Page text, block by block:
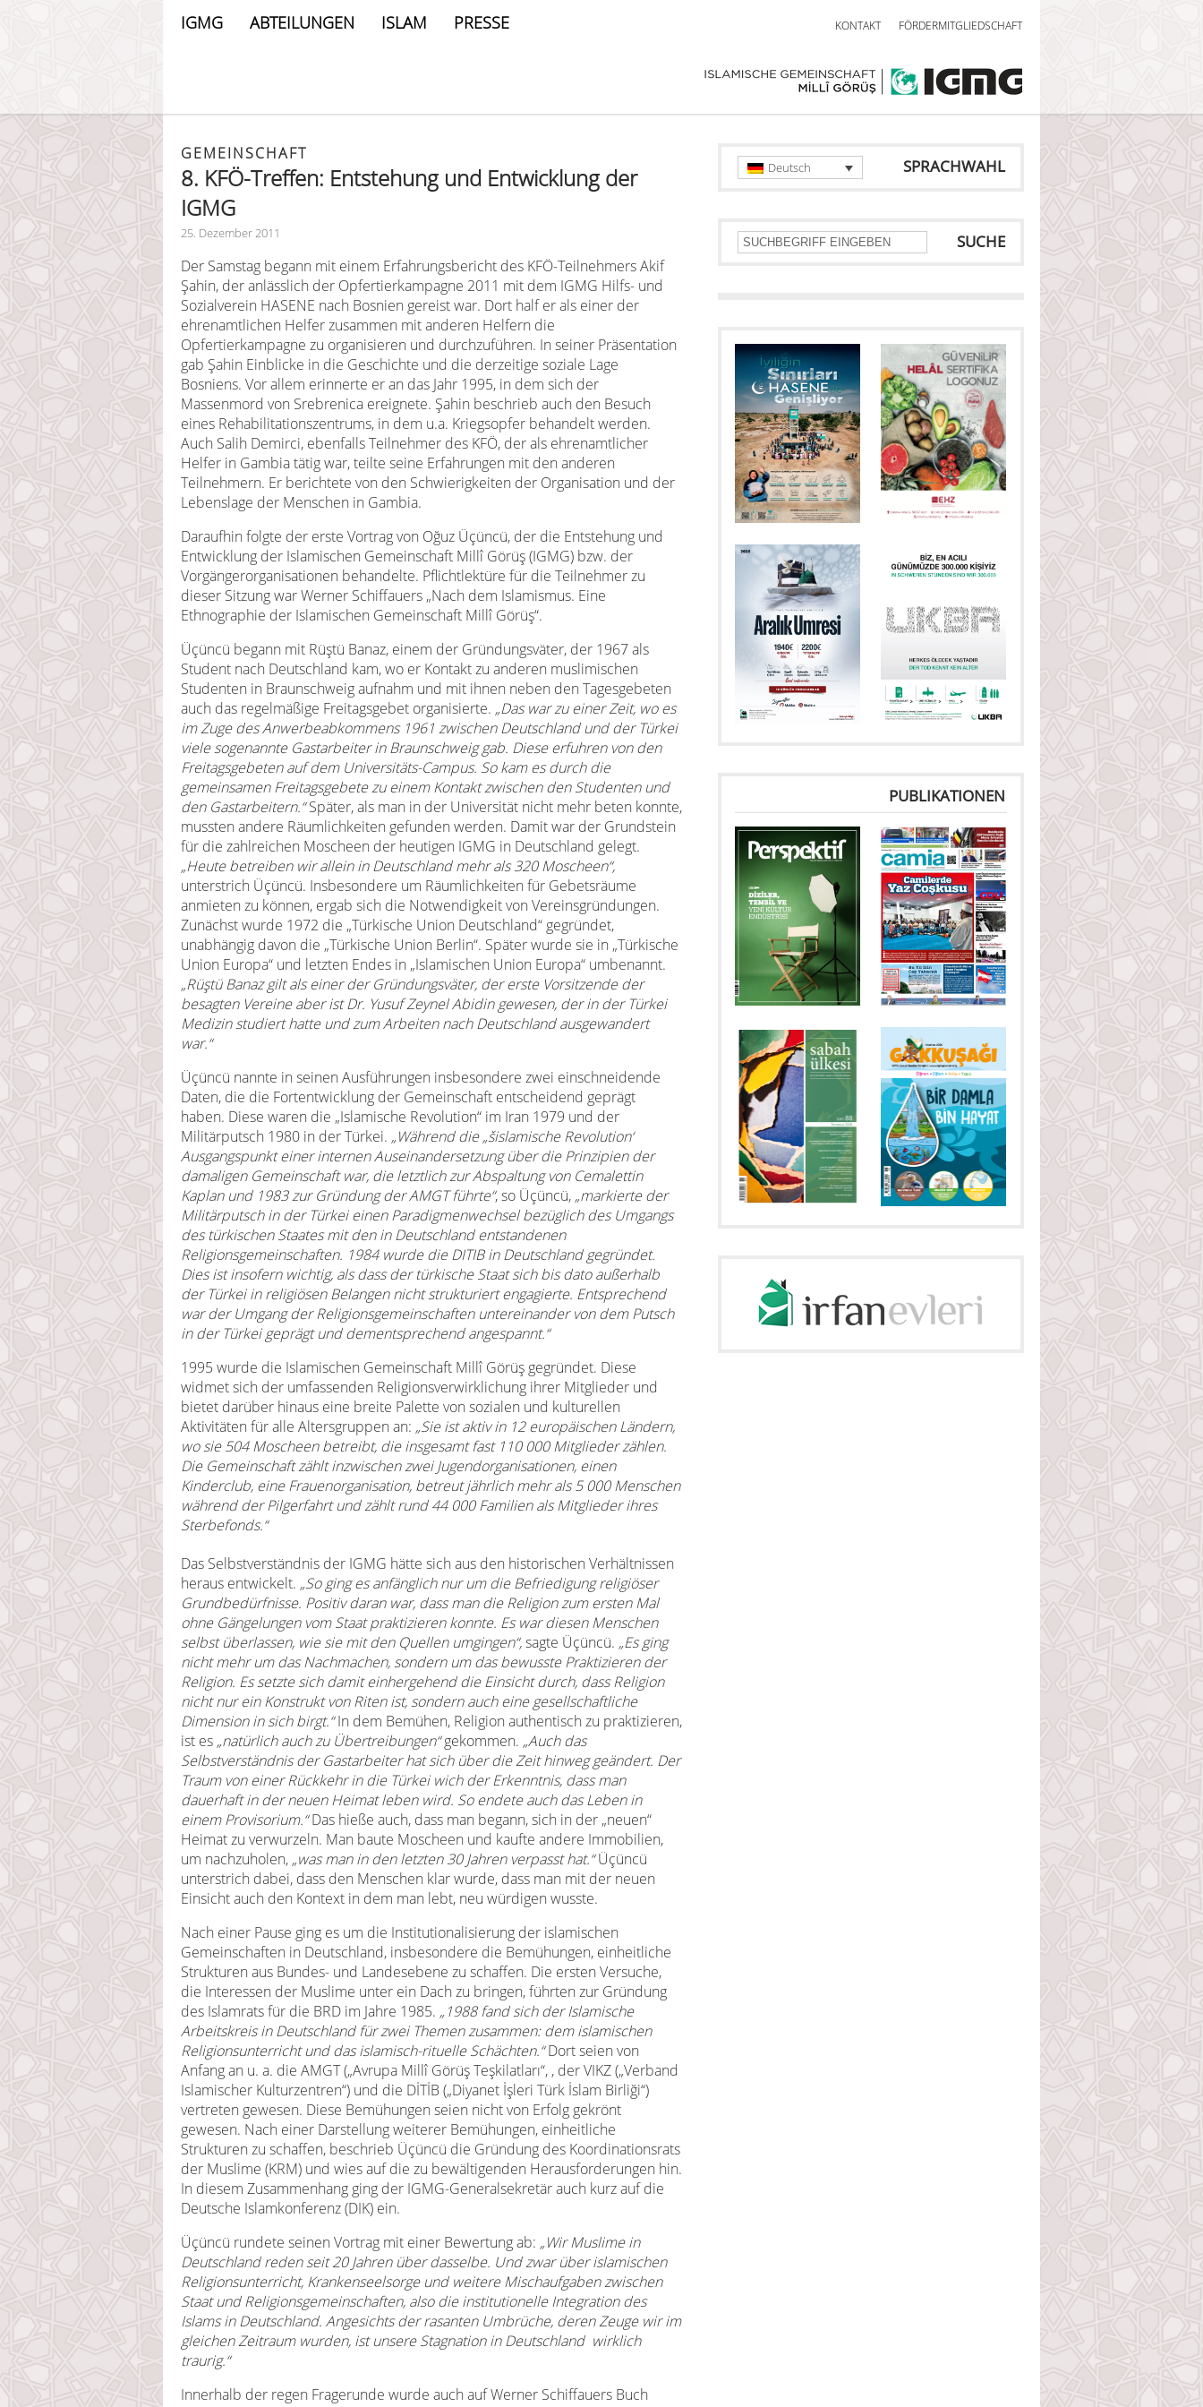
IGMG ABTEILUNGEN ISLAM PRESSE KONTAKT FÖRDERMITGLIEDSCHAFT
GEMEINSCHAFT
8. KFÖ-Treffen: Entstehung und Entwicklung der
IGMG
25. Dezember 2011
Der Samstag begann mit einem Erfahrungsbericht des KFÖ-Teilnehmers Akif
Şahin, der anlässlich der Opfertierkampagne 2011 mit dem IGMG Hilfs- und
Sozialverein HASENE nach Bosnien gereist war. Dort half er als einer der
ehrenamtlichen Helfer zusammen mit anderen Helfern die
Opfertierkampagne zu organisieren und durchzuführen. In seiner Präsentation
gab Şahin Einblicke in die Geschichte und die derzeitige soziale Lage
Bosniens. Vor allem erinnerte er an das Jahr 1995, in dem sich der
Massenmord von Srebrenica ereignete. Şahin beschrieb auch den Besuch
eines Rehabilitationszentrums, in dem u.a. Kriegsopfer behandelt werden.
Auch Salih Demirci, ebenfalls Teilnehmer des KFÖ, der als ehrenamtlicher
Helfer in Gambia tätig war, teilte seine Erfahrungen mit den anderen
Teilnehmern. Er berichtete von den Schwierigkeiten der Organisation und der
Lebenslage der Menschen in Gambia.
Daraufhin folgte der erste Vortrag von Oğuz Üçüncü, der die Entstehung und
Entwicklung der Islamischen Gemeinschaft Millî Görüş (IGMG) bzw. der
Vorgängerorganisationen behandelte. Pflichtlektüre für die Teilnehmer zu
dieser Sitzung war Werner Schiffauers „Nach dem Islamismus. Eine
Ethnographie der Islamischen Gemeinschaft Millî Görüş“.
Üçüncü begann mit Rüştü Banaz, einem der Gründungsväter, der 1967 als
Student nach Deutschland kam, wo er Kontakt zu anderen muslimischen
Studenten in Braunschweig aufnahm und mit ihnen neben den Tagesgebeten
auch das regelmäßige Freitagsgebet organisierte. „Das war zu einer Zeit, wo es
im Zuge des Anwerbeabkommens 1961 zwischen Deutschland und der Türkei
viele sogenannte Gastarbeiter in Braunschweig gab. Diese erfuhren von den
Freitagsgebeten auf dem Universitäts-Campus. So kam es durch die
gemeinsamen Freitagsgebete zu einem Kontakt zwischen den Studenten und
den Gastarbeitern.“Später, als man in der Universität nicht mehr beten konnte,
mussten andere Räumlichkeiten gefunden werden. Damit war der Grundstein
für die zahlreichen Moscheen der heutigen IGMG in Deutschland gelegt.
„Heute betreiben wir allein in Deutschland mehr als 320 Moscheen“,
unterstrich Üçüncü. Insbesondere um Räumlichkeiten für Gebetsräume
anmieten zu können, ergab sich die Notwendigkeit von Vereinsgründungen.
Zunächst wurde 1972 die „Türkische Union Deutschland“ gegründet,
unabhängig davon die „Türkische Union Berlin“. Später wurde sie in „Türkische
Union Europa“ und letzten Endes in „Islamischen Union Europa“ umbenannt.
„Rüştü Banaz gilt als einer der Gründungsväter, der erste Vorsitzende der
besagten Vereine aber ist Dr. Yusuf Zeynel Abidin gewesen, der in der Türkei
Medizin studiert hatte und zum Arbeiten nach Deutschland ausgewandert
war.“
Üçüncü nannte in seinen Ausführungen insbesondere zwei einschneidende
Daten, die die Fortentwicklung der Gemeinschaft entscheidend geprägt
haben. Diese waren die „Islamische Revolution“ im Iran 1979 und der
Militärputsch 1980 in der Türkei. „Während die „šislamische Revolution‘
Ausgangspunkt einer internen Auseinandersetzung über die Prinzipien der
damaligen Gemeinschaft war, die letztlich zur Abspaltung von Cemalettin
Kaplan und 1983 zur Gründung der AMGT führte“, so Üçüncü, „markierte der
Militärputsch in der Türkei einen Paradigmenwechsel bezüglich des Umgangs
des türkischen Staates mit den in Deutschland entstandenen
Religionsgemeinschaften. 1984 wurde die DITIB in Deutschland gegründet.
Dies ist insofern wichtig, als dass der türkische Staat sich bis dato außerhalb
der Türkei in religiösen Belangen nicht strukturiert engagierte. Entsprechend
war der Umgang der Religionsgemeinschaften untereinander von dem Putsch
in der Türkei geprägt und dementsprechend angespannt.“
1995 wurde die Islamischen Gemeinschaft Millî Görüş gegründet. Diese
widmet sich der umfassenden Religionsverwirklichung ihrer Mitglieder und
bietet darüber hinaus eine breite Palette von sozialen und kulturellen
Aktivitäten für alle Altersgruppen an: „Sie ist aktiv in 12 europäischen Ländern,
wo sie 504 Moscheen betreibt, die insgesamt fast 110 000 Mitglieder zählen.
Die Gemeinschaft zählt inzwischen zwei Jugendorganisationen, einen
Kinderclub, eine Frauenorganisation, betreut jährlich mehr als 5 000 Menschen
während der Pilgerfahrt und zählt rund 44 000 Familien als Mitglieder ihres
Sterbefonds.“
Das Selbstverständnis der IGMG hätte sich aus den historischen Verhältnissen
heraus entwickelt. „So ging es anfänglich nur um die Befriedigung religiöser
Grundbedürfnisse. Positiv daran war, dass man die Religion zum ersten Mal
ohne Gängelungen vom Staat praktizieren konnte. Es war diesen Menschen
selbst überlassen, wie sie mit den Quellen umgingen“,sagte Üçüncü. „Es ging
nicht mehr um das Nachmachen, sondern um das bewusste Praktizieren der
Religion. Es setzte sich damit einhergehend die Einsicht durch, dass Religion
nicht nur ein Konstrukt von Riten ist, sondern auch eine gesellschaftliche
Dimension in sich birgt.“In dem Bemühen, Religion authentisch zu praktizieren,
ist es „natürlich auch zu Übertreibungen“gekommen. „Auch das
Selbstverständnis der Gastarbeiter hat sich über die Zeit hinweg geändert. Der
Traum von einer Rückkehr in die Türkei wich der Erkenntnis, dass man
dauerhaft in der neuen Heimat leben wird. So endete auch das Leben in
einem Provisorium.“Das hieße auch, dass man begann, sich in der „neuen“
Heimat zu verwurzeln. Man baute Moscheen und kaufte andere Immobilien,
um nachzuholen, „was man in den letzten 30 Jahren verpasst hat.“Üçüncü
unterstrich dabei, dass den Menschen klar wurde, dass man mit der neuen
Einsicht auch den Kontext in dem man lebt, neu würdigen wusste.
Nach einer Pause ging es um die Institutionalisierung der islamischen
Gemeinschaften in Deutschland, insbesondere die Bemühungen, einheitliche
Strukturen aus Bundes- und Landesebene zu schaffen. Die ersten Versuche,
die Interessen der Muslime unter ein Dach zu bringen, führten zur Gründung
des Islamrats für die BRD im Jahre 1985. „1988 fand sich der Islamische
Arbeitskreis in Deutschland für zwei Themen zusammen: dem islamischen
Religionsunterricht und das islamisch-rituelle Schächten.“Dort seien von
Anfang an u. a. die AMGT („Avrupa Millî Görüş Teşkilatları“, , der VIKZ („Verband
Islamischer Kulturzentren“) und die DİTİB („Diyanet İşleri Türk İslam Birliği“)
vertreten gewesen. Diese Bemühungen seien nicht von Erfolg gekrönt
gewesen. Nach einer Darstellung weiterer Bemühungen, einheitliche
Strukturen zu schaffen, beschrieb Üçüncü die Gründung des Koordinationsrats
der Muslime (KRM) und wies auf die zu bewältigenden Herausforderungen hin.
In diesem Zusammenhang ging der IGMG-Generalsekretär auch kurz auf die
Deutsche Islamkonferenz (DIK) ein.
Üçüncü rundete seinen Vortrag mit einer Bewertung ab: „Wir Muslime in
Deutschland reden seit 20 Jahren über dasselbe. Und zwar über islamischen
Religionsunterricht, Krankenseelsorge und weitere Mischaufgaben zwischen
Staat und Religionsgemeinschaften, also die institutionelle Integration des
Islams in Deutschland. Angesichts der rasanten Umbrüche, deren Zeuge wir im
gleichen Zeitraum wurden, ist unsere Stagnation in Deutschland wirklich
traurig.“
Innerhalb der regen Fragerunde wurde auch auf Werner Schiffauers Buch
SPRACHWAHL
Deutsch
SUCHE
PUBLIKATIONEN